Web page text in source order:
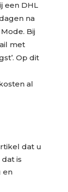
een DHL
na
Bij
met
Op dit
al
dat u
is
en